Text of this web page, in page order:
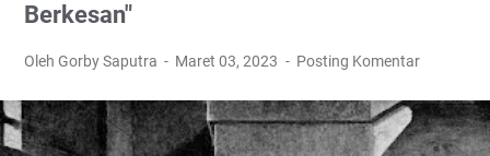
Berkesan"
Oleh Gorby Saputra Maret 03, 2023 Posting Komentar